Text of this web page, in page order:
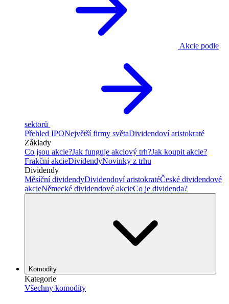
Akcie podle
sektorů
Přehled IPONejvětší firmy světaDividendoví aristokraté
Základy
Co jsou akcie?Jak funguje akciový trh?Jak koupit akcie?
Frakční akcieDividendyNovinky z trhu
Dividendy
Měsíční dividendyDividendoví aristokratéČeské dividendové
akcieNěmecké dividendové akcieCo je dividenda?
Komodity
Kategorie
Všechny komodity